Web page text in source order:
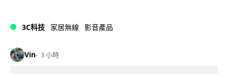
3C科技 家居無線 影音產品
Vin 3 小時